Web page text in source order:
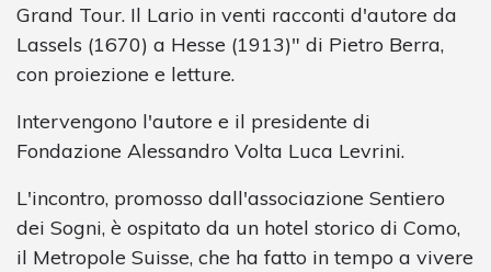
Grand Tour. Il Lario in venti racconti d'autore da
Lassels (1670) a Hesse (1913)" di Pietro Berra,
con proiezione e letture.
Intervengono l'autore e il presidente di
Fondazione Alessandro Volta Luca Levrini.
L'incontro, promosso dall'associazione Sentiero
dei Sogni, è ospitato da un hotel storico di Como,
il Metropole Suisse, che ha fatto in tempo a vivere